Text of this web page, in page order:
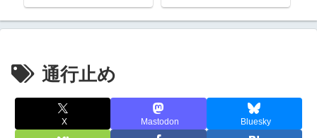
通行止め
X Mastodon Bluesky